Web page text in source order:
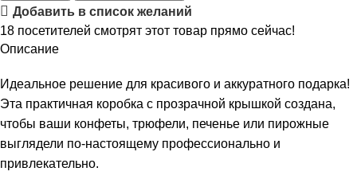
Добавить в список желаний
18 посетителей смотрят этот товар прямо сейчас!
Описание
Идеальное решение для красивого и аккуратного подарка!
Эта практичная коробка с прозрачной крышкой создана,
чтобы ваши конфеты, трюфели, печенье или пирожные
выглядели по-настоящему профессионально и
привлекательно.